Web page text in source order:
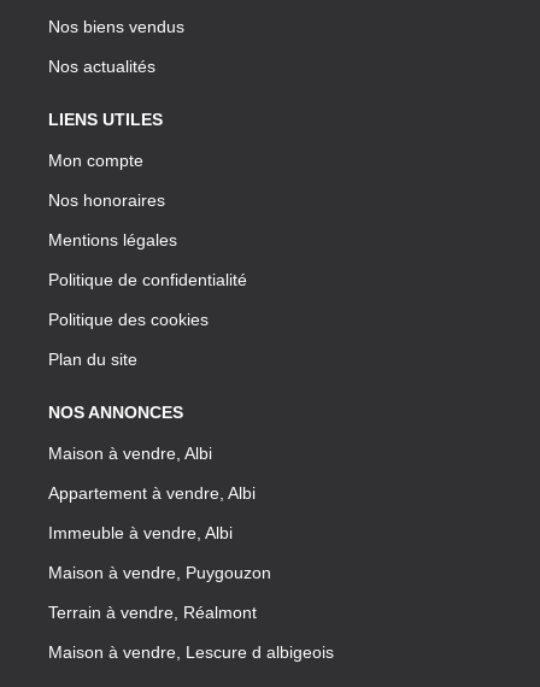
Nos biens vendus
Nos actualités
LIENS UTILES
Mon compte
Nos honoraires
Mentions légales
Politique de confidentialité
Politique des cookies
Plan du site
NOS ANNONCES
Maison à vendre, Albi
Appartement à vendre, Albi
Immeuble à vendre, Albi
Maison à vendre, Puygouzon
Terrain à vendre, Réalmont
Maison à vendre, Lescure d albigeois